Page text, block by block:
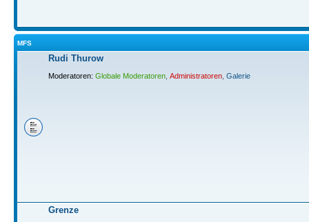
MFS
Rudi Thurow
Moderatoren: Globale Moderatoren Administratoren Galerie
Grenze